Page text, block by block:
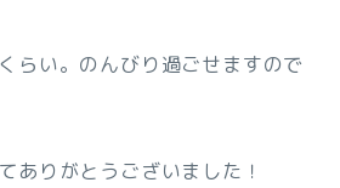
らい。のんびり過ごせますので
ありがとうございました！